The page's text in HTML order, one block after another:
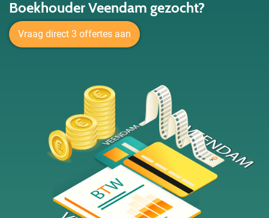
Boekhouder Veendam gezocht?
Vraag direct 3 offertes aan